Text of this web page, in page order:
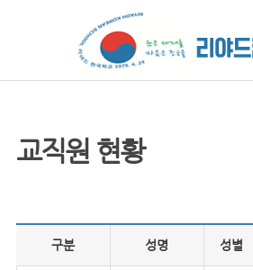
교직원 현황
구분 성명 성별